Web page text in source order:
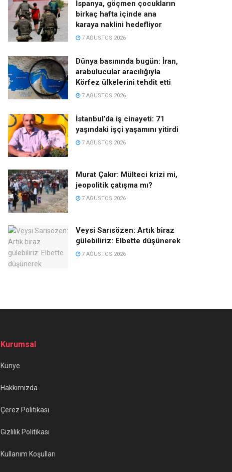
İspanya, göçmen çocukların
birkaç hafta içinde ana
karaya naklini hedefliyor
7 AĞUSTOS 2026
Dünya basınında bugün: İran,
arabulucular aracılığıyla
Körfez ülkelerini tehdit etti
7 AĞUSTOS 2026
İstanbul’da iş cinayeti: 71
yaşındaki işçi yaşamını yitirdi
7 AĞUSTOS 2026
Murat Çakır: Mülteci krizi mi,
jeopolitik çatışma mı?
7 AĞUSTOS 2026
Veysi Sarısözen: Artık biraz
gülebiliriz: Elbette düşünerek
7 AĞUSTOS 2026
Kurumsal
Künye
Hakkımızda
Çerez Politikası
Gizlilik Politikası
Kullanım Koşulları